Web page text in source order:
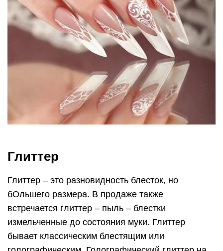
Глиттер
Глиттер – это разновидность блесток, но
бОльшего размера. В продаже также
встречается глиттер – пыль – блестки
измельченные до состояния муки. Глиттер
бывает классическим блестящим или